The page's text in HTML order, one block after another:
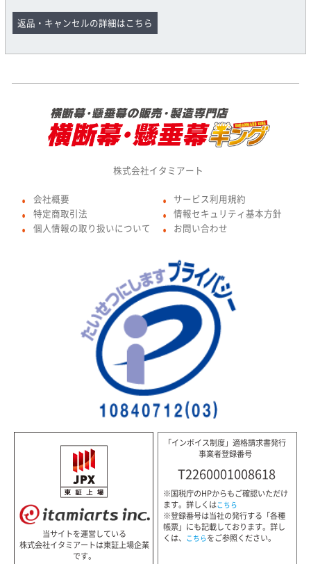
返品・キャンセルの詳細はこちら
株式会社イタミアート
● 会社概要
● 特定商取引法
● 個人情報の取り扱いについて
● サービス利用規約
● 情報セキュリティ基本方針
● お問い合わせ
当サイトを運営している
株式会社イタミアートは東証上場企業
です。
「インボイス制度」適格請求書発行
事業者登録番号
T2260001008618
※国税庁のHPからもご確認いただけ
ます。詳しくはこちら
※登録番号は当社の発行する「各種
帳票」にも記載しております。詳し
くは、 こちらをご参照ください。